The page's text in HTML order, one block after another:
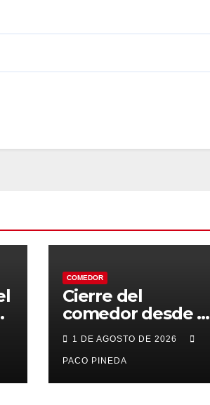
COMEDOR
Cierre del
comedor desde el
7 al 21 de Agosto
por vacaciones
1 DE AGOSTO DE 2026
PACO PINEDA